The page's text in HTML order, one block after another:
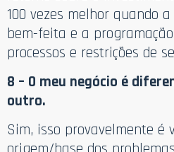
100 vezes melhor quando
bem-feita e a
processos e restrições de
8 – O meu negócio é
outro.
Sim, isso provavelmente é